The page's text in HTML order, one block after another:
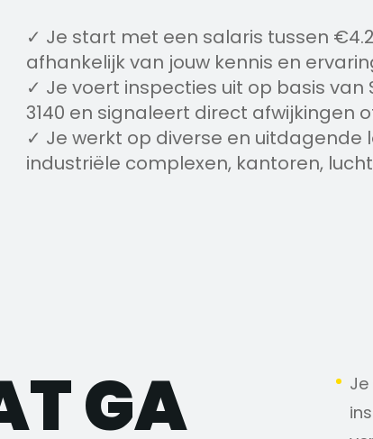
✓ Je start met een salaris tussen
afhankelijk van jouw kennis en
✓ Je voert inspecties uit op basis van
3140 en signaleert direct afwijkingen
✓ Je werkt op diverse en uitdagende
industriële complexen, kantoren,
GA